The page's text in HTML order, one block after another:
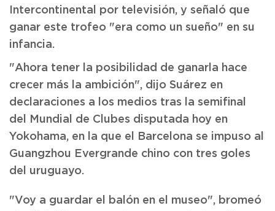
Intercontinental por televisión, y señaló que
ganar este trofeo "era como un sueño" en su
infancia.
"Ahora tener la posibilidad de ganarla hace
crecer más la ambición", dijo Suárez en
declaraciones a los medios tras la semifinal
del Mundial de Clubes disputada hoy en
Yokohama, en la que el Barcelona se impuso al
Guangzhou Evergrande chino con tres goles
del uruguayo.
"Voy a guardar el balón en el museo", bromeó